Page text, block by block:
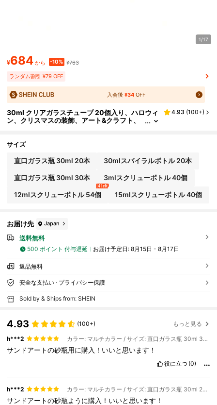
1/17
¥684 から -10% ¥763
ランダム割引 ¥79 OFF
入会後¥34 OFF
30ml クリアガラスチューブ 20個入り、ハロウィ
ン、クリスマスの装飾、アート&クラフト、
クリスマスギフト、DIYウィッシュボトル、
記念品に適しています
4.93 (100+)
サイズ
直口ガラス瓶 30ml 20本 30mlスパイラルボトル 20本
直口ガラス瓶 30ml 30本 3mlスクリューボトル 40個
12mlスクリューボトル 54個
4 left
15mlスクリューボトル 40個
お届け先 Japan
送料無料
500 ポイント 付与遅延 お届け予定日: 8月15日 - 8月17日
返品無料
安全な支払い · プライバシー保護
Sold by & Ships from: SHEIN
4.93 (100+) もっと見る
h***2 カラー: マルチカラー / サイズ: 直口ガラス瓶 30ml 30本
サンドアートの砂瓶用に購入！いいと思います！
役に立つ (0)
h***2 カラー: マルチカラー / サイズ: 直口ガラス瓶 30ml 20本
サンドアートの砂瓶ように購入！いいと思います！